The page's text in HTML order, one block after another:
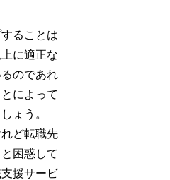
ることは
に適正な
のであれ
によって
ょう。
れど転職先
困惑して
援サービ